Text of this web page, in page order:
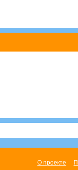
О проекте